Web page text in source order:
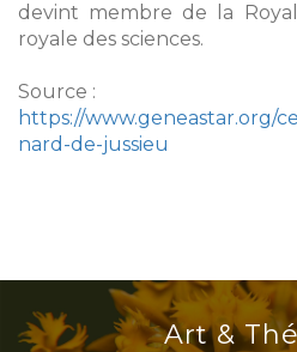
devint membre de la
royale des sciences.
Source :
https://www.geneastar.org/
nard-de-jussieu
Art &